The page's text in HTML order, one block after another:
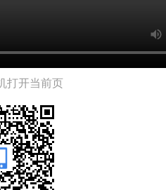
打开当前页